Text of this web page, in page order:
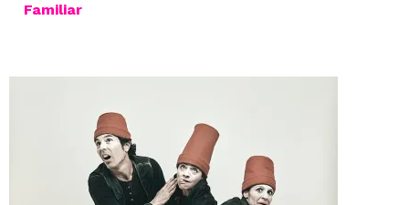
Familiar